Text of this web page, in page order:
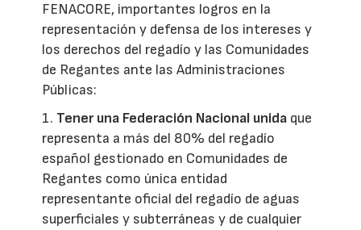
FENACORE, importantes logros en la
representación y defensa de los intereses y
los derechos del regadío y las Comunidades
de Regantes ante las Administraciones
Públicas:
1. Tener una Federación Nacional unida que
representa a más del 80% del regadío
español gestionado en Comunidades de
Regantes como única entidad
representante oficial del regadío de aguas
superficiales y subterráneas y de cualquier